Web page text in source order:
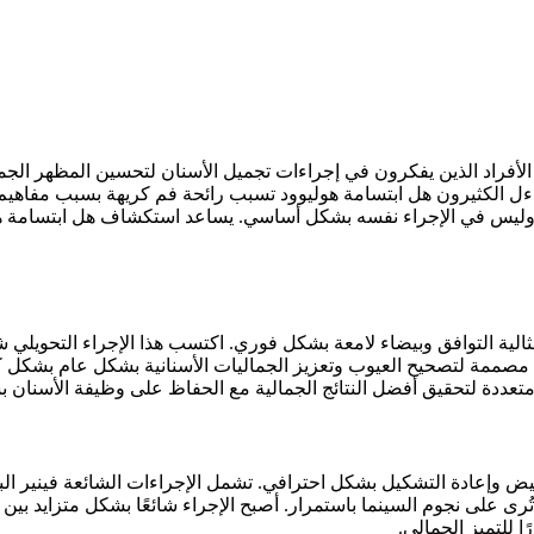
الذين يفكرون في إجراءات تجميل الأسنان لتحسين المظهر
الكثيرون هل ابتسامة هوليوود تسبب رائحة فم كريهة بسبب
في الإجراء نفسه بشكل أساسي. يساعد استكشاف هل ابتسامة
التوافق وبيضاء لامعة بشكل فوري. اكتسب هذا الإجراء التحويلي
لتصحيح العيوب وتعزيز الجماليات الأسنانية بشكل عام
لتحقيق أفضل النتائج الجمالية مع الحفاظ على وظيفة
وإعادة التشكيل بشكل احترافي. تشمل الإجراءات الشائعة فينير
تُرى على نجوم السينما باستمرار. أصبح الإجراء شائعًا بشكل متزايد
للتميز الجمالي.